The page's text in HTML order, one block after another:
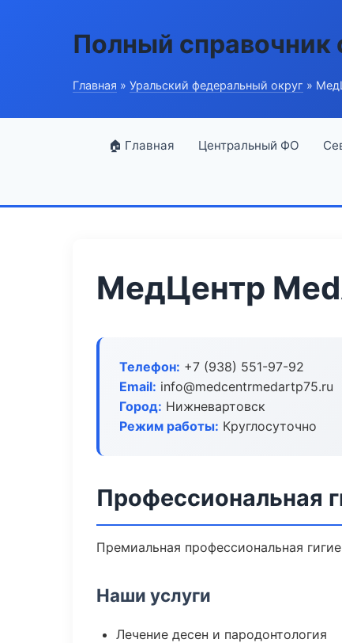
Полный справочник
Главная » Уральский федеральный округ »
🏠 Главная Центральный ФО
МедЦентр
Телефон: +7 (938) 551-97-92
Email: info@medcentrmedartp75.ru
Город: Нижневартовск
Режим работы: Круглосуточно
Профессиональная
Премиальная профессиональная
Наши услуги
Лечение десен и пародонтология